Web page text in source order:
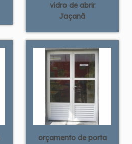
vidro de abrir
Jaçanã
orçamento de porta